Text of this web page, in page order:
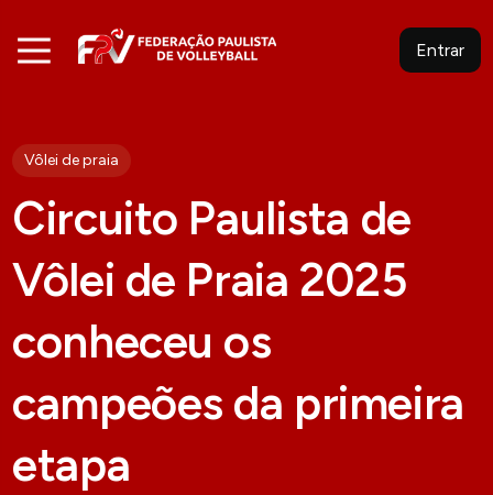
Entrar
Vôlei de praia
Circuito Paulista de
Vôlei de Praia 2025
conheceu os
campeões da primeira
etapa